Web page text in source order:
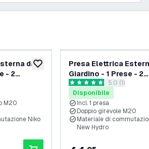
aggiungi alla lista desideri
da
- 2
- 65 cmdelle recensioni
M20
Niko
Presa Elettrica
Giardino - 1 Prese - 2
Pressacavo - IP55 -
apri il
5 stelle di valutazione
5.0 (1)
Disponibile
Incl. 1 presa
Doppio girevole M20
Materiale di
New Hydro